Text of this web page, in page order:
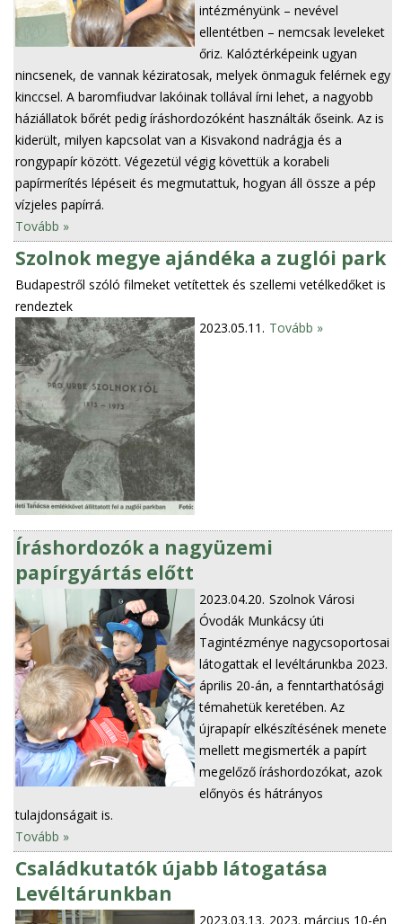
intézményünk – nevével
ellentétben – nemcsak leveleket
őriz. Kalóztérképeink ugyan
nincsenek, de vannak kéziratosak, melyek önmaguk felérnek egy
kinccsel. A baromfiudvar lakóinak tollával írni lehet, a nagyobb
háziállatok bőrét pedig íráshordozóként használták őseink. Az is
kiderült, milyen kapcsolat van a Kisvakond nadrágja és a
rongypapír között. Végezetül végig követtük a korabeli
papírmerítés lépéseit és megmutattuk, hogyan áll össze a pép
vízjeles papírrá.
Tovább »
Szolnok megye ajándéka a zuglói park
Budapestről szóló filmeket vetítettek és szellemi vetélkedőket is
rendeztek
2023.05.11. Tovább »
Íráshordozók a nagyüzemi
papírgyártás előtt
2023.04.20. Szolnok Városi
Óvodák Munkácsy úti
Tagintézménye nagycsoportosai
látogattak el levéltárunkba 2023.
április 20-án, a fenntarthatósági
témahetük keretében. Az
újrapapír elkészítésének menete
mellett megismerték a papírt
megelőző íráshordozókat, azok
előnyös és hátrányos
tulajdonságait is.
Tovább »
Családkutatók újabb látogatása
Levéltárunkban
2023.03.13. 2023. március 10-én